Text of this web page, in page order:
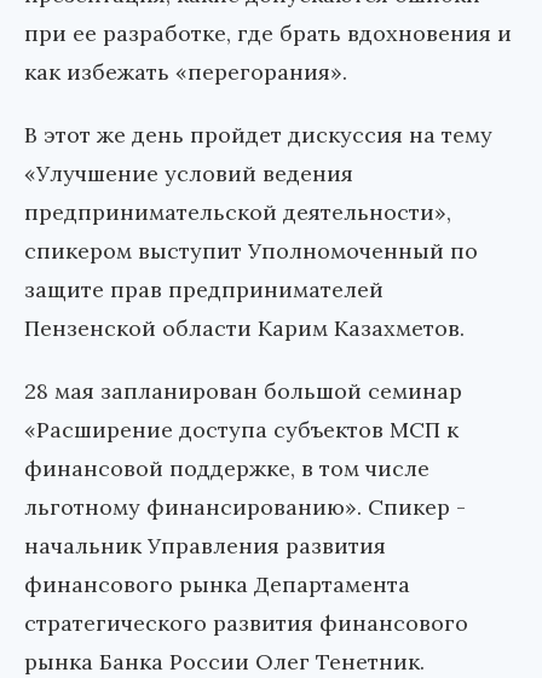
при ее разработке, где брать вдохновения и
как избежать «перегорания».
В этот же день пройдет дискуссия на тему
«Улучшение условий ведения
предпринимательской деятельности»,
спикером выступит Уполномоченный по
защите прав предпринимателей
Пензенской области Карим Казахметов.
28 мая запланирован большой семинар
«Расширение доступа субъектов МСП к
финансовой поддержке, в том числе
льготному финансированию». Спикер -
начальник Управления развития
финансового рынка Департамента
стратегического развития финансового
рынка Банка России Олег Тенетник.